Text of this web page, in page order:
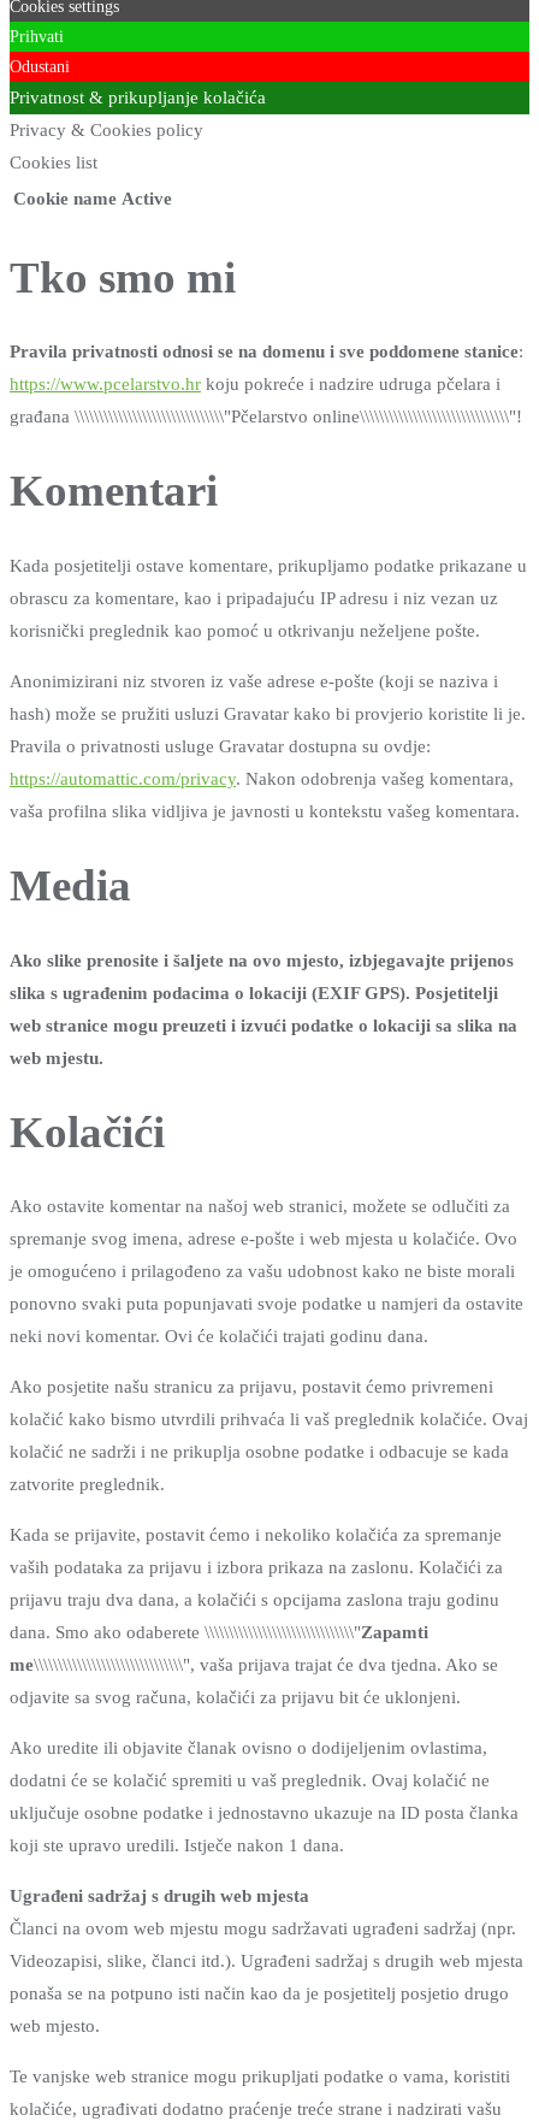
Cookies settings
Prihvati
Odustani
Privatnost & prikupljanje kolačića
Privacy & Cookies policy
Cookies list
Cookie name Active
Tko smo mi
Pravila privatnosti odnosi se na domenu i sve poddomene stanice:
https://www.pcelarstvo.hr koju pokreće i nadzire udruga pčelara i
građana \\\\\\\\\\\\\\\\\\\\\\\\\\\\\\\"Pčelarstvo online\\\\\\\\\\\\\\\\\\\\\\\\\\\\\\\"!
Komentari
Kada posjetitelji ostave komentare, prikupljamo podatke prikazane u
obrascu za komentare, kao i pripadajuću IP adresu i niz vezan uz
korisnički preglednik kao pomoć u otkrivanju neželjene pošte.
Anonimizirani niz stvoren iz vaše adrese e-pošte (koji se naziva i
hash) može se pružiti usluzi Gravatar kako bi provjerio koristite li je.
Pravila o privatnosti usluge Gravatar dostupna su ovdje:
https://automattic.com/privacy. Nakon odobrenja vašeg komentara,
vaša profilna slika vidljiva je javnosti u kontekstu vašeg komentara.
Media
Ako slike prenosite i šaljete na ovo mjesto, izbjegavajte prijenos
slika s ugrađenim podacima o lokaciji (EXIF GPS). Posjetitelji
web stranice mogu preuzeti i izvući podatke o lokaciji sa slika na
web mjestu.
Kolačići
Ako ostavite komentar na našoj web stranici, možete se odlučiti za
spremanje svog imena, adrese e-pošte i web mjesta u kolačiće. Ovo
je omogućeno i prilagođeno za vašu udobnost kako ne biste morali
ponovno svaki puta popunjavati svoje podatke u namjeri da ostavite
neki novi komentar. Ovi će kolačići trajati godinu dana.
Ako posjetite našu stranicu za prijavu, postavit ćemo privremeni
kolačić kako bismo utvrdili prihvaća li vaš preglednik kolačiće. Ovaj
kolačić ne sadrži i ne prikuplja osobne podatke i odbacuje se kada
zatvorite preglednik.
Kada se prijavite, postavit ćemo i nekoliko kolačića za spremanje
vaših podataka za prijavu i izbora prikaza na zaslonu. Kolačići za
prijavu traju dva dana, a kolačići s opcijama zaslona traju godinu
dana. Smo ako odaberete \\\\\\\\\\\\\\\\\\\\\\\\\\\\\\\"Zapamti
me\\\\\\\\\\\\\\\\\\\\\\\\\\\\\\\", vaša prijava trajat će dva tjedna. Ako se
odjavite sa svog računa, kolačići za prijavu bit će uklonjeni.
Ako uredite ili objavite članak ovisno o dodijeljenim ovlastima,
dodatni će se kolačić spremiti u vaš preglednik. Ovaj kolačić ne
uključuje osobne podatke i jednostavno ukazuje na ID posta članka
koji ste upravo uredili. Istječe nakon 1 dana.
Ugrađeni sadržaj s drugih web mjesta
Članci na ovom web mjestu mogu sadržavati ugrađeni sadržaj (npr.
Videozapisi, slike, članci itd.). Ugrađeni sadržaj s drugih web mjesta
ponaša se na potpuno isti način kao da je posjetitelj posjetio drugo
web mjesto.
Te vanjske web stranice mogu prikupljati podatke o vama, koristiti
kolačiće, ugrađivati ​​dodatno praćenje treće strane i nadzirati vašu